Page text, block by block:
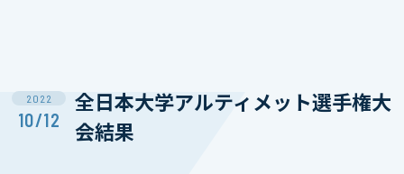
2022
10/12
全日本大学アルティメット選手権大
会結果